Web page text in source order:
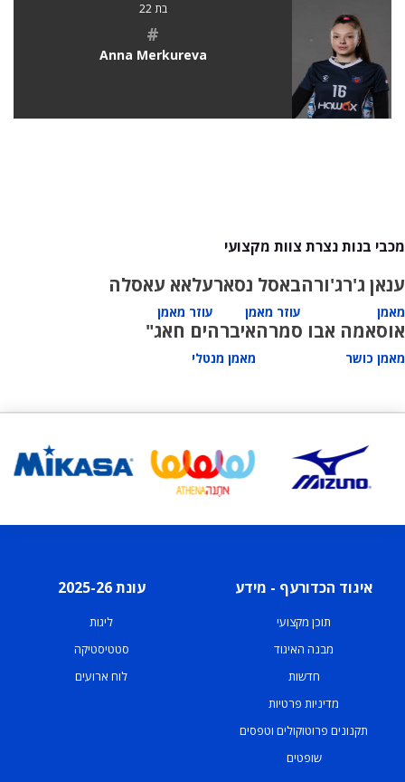
בת 22
#
Anna Merkureva
מכבי בנות נצרת צוות מקצועי
ענאן ג'רג'ורה
מאמן
באסל נסאר
עוזר מאמן
עלאא עאסלה
עוזר מאמן
אוסאמה אבו סמרה
מאמן כושר
איברהים חאג"
מאמן מנטלי
איגוד הכדורעף - מידע
תוכן מקצועי
מבנה האיגוד
חדשות
מדיניות פרטיות
תקנונים פרוטוקולים וטפסים
שופטים
עונת 2025-26
ליגות
סטטיסטיקה
לוח ארועים